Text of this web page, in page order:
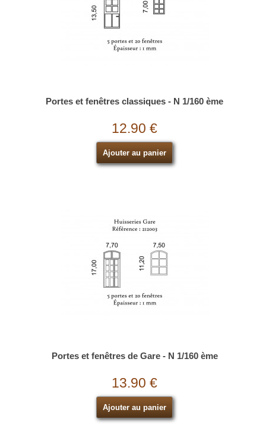
Portes et fenêtres classiques - N 1/160 ème
12.90 €
Ajouter au panier
Portes et fenêtres de Gare - N 1/160 ème
13.90 €
Ajouter au panier